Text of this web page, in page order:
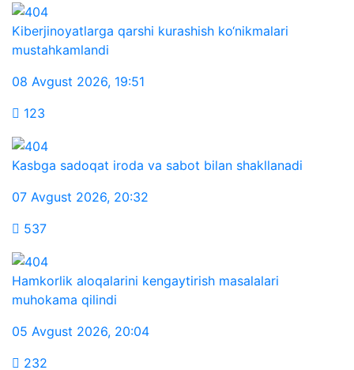
Kiberjinoyatlarga qarshi kurashish ko‘nikmalari
mustahkamlandi
08 Avgust 2026, 19:51
123
Kasbga sadoqat iroda va sabot bilan shakllanadi
07 Avgust 2026, 20:32
537
Hamkorlik aloqalarini kengaytirish masalalari
muhokama qilindi
05 Avgust 2026, 20:04
232